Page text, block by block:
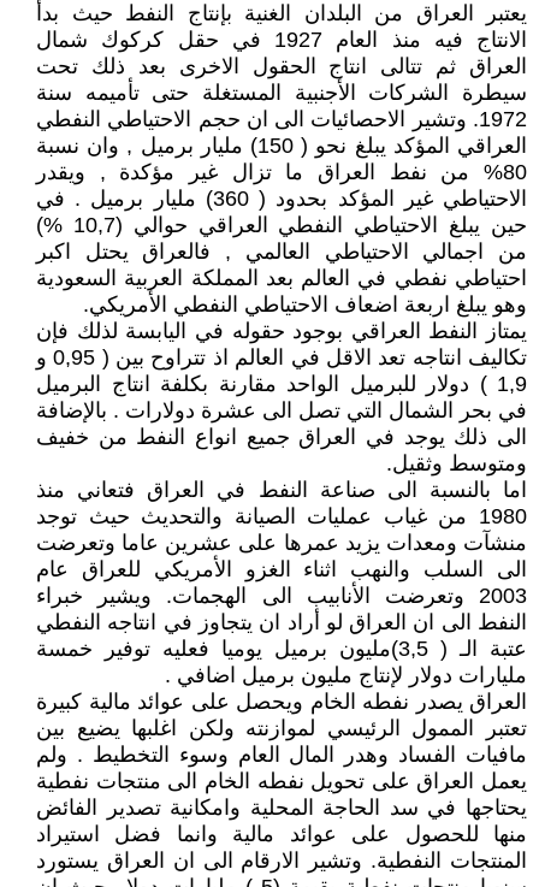
يعتبر العراق من البلدان الغنية بإنتاج النفط حيث بدأ
الانتاج فيه منذ العام 1927 في حقل كركوك شمال
العراق ثم تتالى انتاج الحقول الاخرى بعد ذلك تحت
سيطرة الشركات الأجنبية المستغلة حتى تأميمه سنة
1972. وتشير الاحصائيات الى ان حجم الاحتياطي النفطي
العراقي المؤكد يبلغ نحو ( 150) مليار برميل , وان نسبة
80% من نفط العراق ما تزال غير مؤكدة , ويقدر
الاحتياطي غير المؤكد بحدود ( 360) مليار برميل . في
حين يبلغ الاحتياطي النفطي العراقي حوالي (10,7 %)
من اجمالي الاحتياطي العالمي , فالعراق يحتل اكبر
احتياطي نفطي في العالم بعد المملكة العربية السعودية
وهو يبلغ اربعة اضعاف الاحتياطي النفطي الأمريكي.
يمتاز النفط العراقي بوجود حقوله في اليابسة لذلك فإن
تكاليف انتاجه تعد الاقل في العالم اذ تتراوح بين ( 0,95 و
1,9 ) دولار للبرميل الواحد مقارنة بكلفة انتاج البرميل
في بحر الشمال التي تصل الى عشرة دولارات . بالإضافة
الى ذلك يوجد في العراق جميع انواع النفط من خفيف
ومتوسط وثقيل.
اما بالنسبة الى صناعة النفط في العراق فتعاني منذ
1980 من غياب عمليات الصيانة والتحديث حيث توجد
منشآت ومعدات يزيد عمرها على عشرين عاما وتعرضت
الى السلب والنهب اثناء الغزو الأمريكي للعراق عام
2003 وتعرضت الأنابيب الى الهجمات. ويشير خبراء
النفط الى ان العراق لو أراد ان يتجاوز في انتاجه النفطي
عتبة الـ ( 3,5)مليون برميل يوميا فعليه توفير خمسة
مليارات دولار لإنتاج مليون برميل اضافي .
العراق يصدر نفطه الخام ويحصل على عوائد مالية كبيرة
تعتبر الممول الرئيسي لموازنته ولكن اغلبها يضيع بين
مافيات الفساد وهدر المال العام وسوء التخطيط . ولم
يعمل العراق على تحويل نفطه الخام الى منتجات نفطية
يحتاجها في سد الحاجة المحلية وامكانية تصدير الفائض
منها للحصول على عوائد مالية وانما فضل استيراد
المنتجات النفطية. وتشير الارقام الى ان العراق يستورد